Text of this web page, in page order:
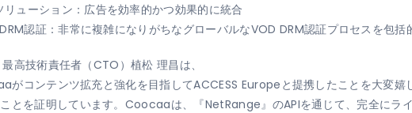
リューション：広告を効率的かつ効果的に統合
認証：非常に複雑になりがちなグローバルなVOD DRM認証プロセスを包括
高技術責任者（CTO）植松 理昌は、
がコンテンツ拡充と強化を目指してACCESS Europeと提携したことを大変
とを証明しています。Coocaaは、『NetRange』のAPIを通じて、完全にラ